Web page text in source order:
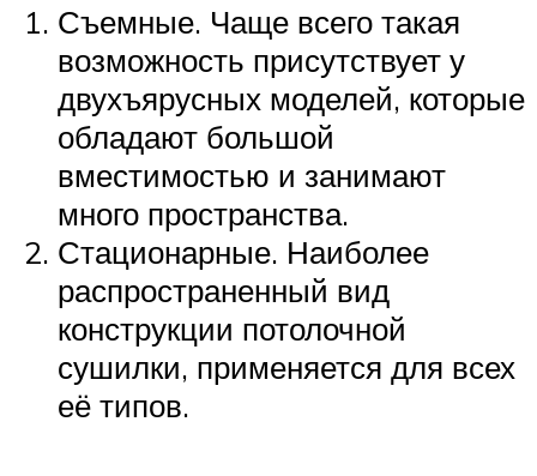
Съемные. Чаще всего такая
возможность присутствует у
двухъярусных моделей, которые
обладают большой
вместимостью и занимают
много пространства.
Стационарные. Наиболее
распространенный вид
конструкции потолочной
сушилки, применяется для всех
её типов.